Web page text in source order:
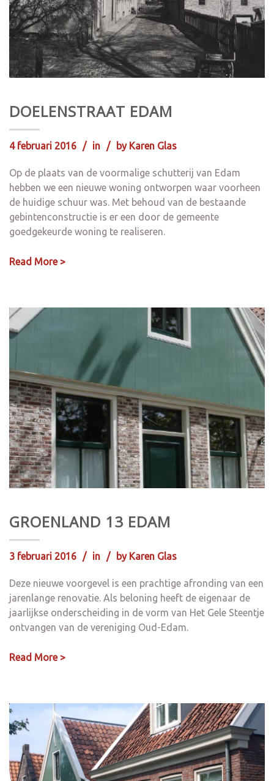
DOELENSTRAAT EDAM
4 februari 2016 in by Karen Glas
Op de plaats van de voormalige schutterij van Edam
hebben we een nieuwe woning ontworpen waar voorheen
de huidige schuur was. Met behoud van de bestaande
gebintenconstructie is er een door de gemeente
goedgekeurde woning te realiseren.
Read More >
GROENLAND 13 EDAM
3 februari 2016 in by Karen Glas
Deze nieuwe voorgevel is een prachtige afronding van een
jarenlange renovatie. Als beloning heeft de eigenaar de
jaarlijkse onderscheiding in de vorm van Het Gele Steentje
ontvangen van de vereniging Oud-Edam.
Read More >